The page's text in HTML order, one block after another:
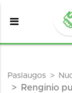
Paslaugos
Renginio